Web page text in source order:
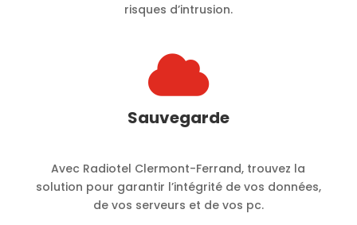
risques d’intrusion.

Sauvegarde
Avec Radiotel Clermont-Ferrand, trouvez la
solution pour garantir l’intégrité de vos données,
de vos serveurs et de vos pc.